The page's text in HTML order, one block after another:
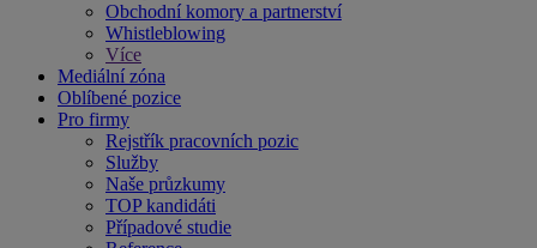
Obchodní komory a partnerství
Whistleblowing
Více
Mediální zóna
Oblíbené pozice
Pro firmy
Rejstřík pracovních pozic
Služby
Naše průzkumy
TOP kandidáti
Případové studie